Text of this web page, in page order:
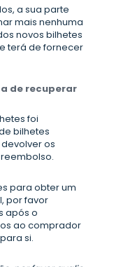
a sua parte
mais nenhuma
novos bilhetes
terá de fornecer
de recuperar
foi
bilhetes
os
para obter um
por favor
após o
ao comprador
si.